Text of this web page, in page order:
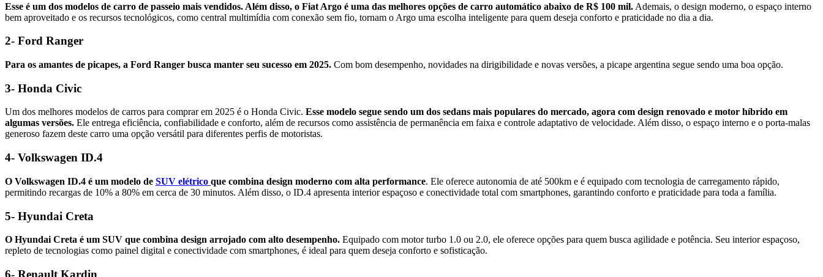
Esse é um dos modelos de carro de passeio mais vendidos. Além disso, o Fiat Argo é uma das melhores opções de carro automático abaixo de R$ 100 mil. Ademais, o design moderno, o espaço interno
bem aproveitado e os recursos tecnológicos, como central multimídia com conexão sem fio, tornam o Argo uma escolha inteligente para quem deseja conforto e praticidade no dia a dia.
2- Ford Ranger
Para os amantes de picapes, a Ford Ranger busca manter seu sucesso em 2025. Com bom desempenho, novidades na dirigibilidade e novas versões, a picape argentina segue sendo uma boa opção.
3- Honda Civic
Um dos melhores modelos de carros para comprar em 2025 é o Honda Civic. Esse modelo segue sendo um dos sedans mais populares do mercado, agora com design renovado e motor híbrido em
algumas versões. Ele entrega eficiência, confiabilidade e conforto, além de recursos como assistência de permanência em faixa e controle adaptativo de velocidade. Além disso, o espaço interno e o porta-malas
generoso fazem deste carro uma opção versátil para diferentes perfis de motoristas.
4- Volkswagen ID.4
O Volkswagen ID.4 é um modelo de SUV elétrico que combina design moderno com alta performance. Ele oferece autonomia de até 500km e é equipado com tecnologia de carregamento rápido,
permitindo recargas de 10% a 80% em cerca de 30 minutos. Além disso, o ID.4 apresenta interior espaçoso e conectividade total com smartphones, garantindo conforto e praticidade para toda a família.
5- Hyundai Creta
O Hyundai Creta é um SUV que combina design arrojado com alto desempenho. Equipado com motor turbo 1.0 ou 2.0, ele oferece opções para quem busca agilidade e potência. Seu interior espaçoso,
repleto de tecnologias como painel digital e conectividade com smartphones, é ideal para quem deseja conforto e sofisticação.
6- Renault Kardin